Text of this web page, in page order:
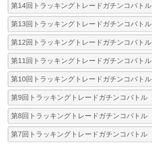
第14回トラッキングトレードガチンコバトル
第13回トラッキングトレードガチンコバトル
第12回トラッキングトレードガチンコバトル
第11回トラッキングトレードガチンコバトル
第10回トラッキングトレードガチンコバトル
第9回トラッキングトレードガチンコバトル
第8回トラッキングトレードガチンコバトル
第7回トラッキングトレードガチンコバトル